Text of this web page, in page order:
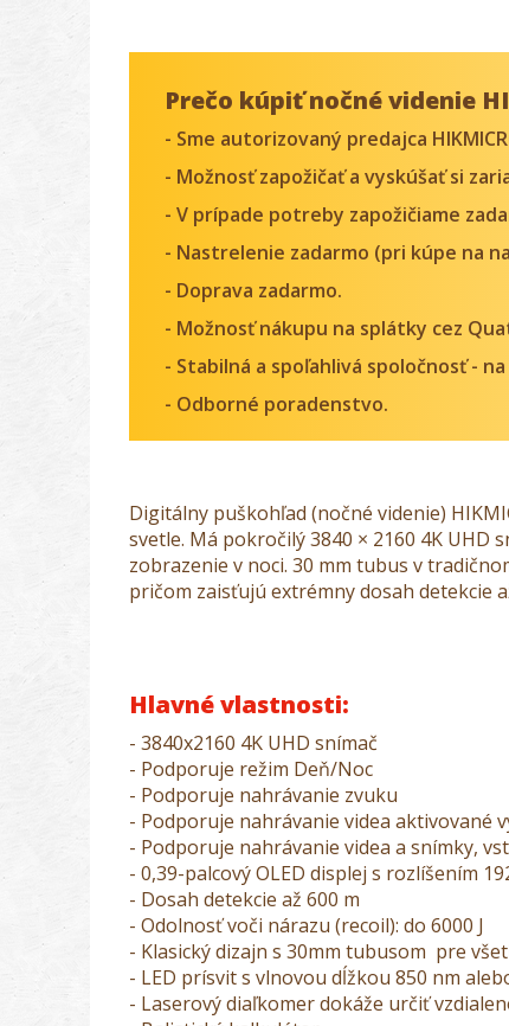
Prečo kúpiť nočné videnie
- Sme autorizovaný predajca
- Možnosť zapožičať a vyskúšať si
- V prípade potreby zapožičiame
- Nastrelenie zadarmo (pri kúpe na
- Doprava zadarmo.
- Možnosť nákupu na splátky cez
- Stabilná a spoľahlivá spoločnosť -
- Odborné poradenstvo.
Digitálny puškohľad (nočné videnie)
svetle. Má pokročilý 3840 × 2160 4K
zobrazenie v noci. 30 mm tubus v
pričom zaisťujú extrémny dosah detekcie
Hlavné vlastnosti:
- 3840x2160 4K UHD snímač
- Podporuje režim Deň/Noc
- Podporuje nahrávanie zvuku
- Podporuje nahrávanie videa aktivované
- Podporuje nahrávanie videa a snímky,
- 0,39-palcový OLED displej s rozlíšením
- Dosah detekcie až 600 m
- Odolnosť voči nárazu (recoil):do 6000 J
- Klasický dizajn s 30mm tubusom pre
- LED prísvit s vlnovou dĺžkou 850 nm
- Laserový diaľkomer dokáže určiť